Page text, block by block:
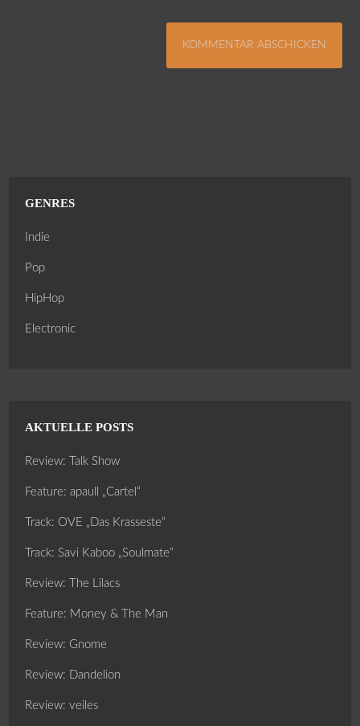
GENRES
Indie
Pop
HipHop
Electronic
AKTUELLE POSTS
Review: Talk Show
Feature: apaull „Cartel“
Track: OVE „Das Krasseste“
Track: Savi Kaboo „Soulmate“
Review: The Lilacs
Feature: Money & The Man
Review: Gnome
Review: Dandelion
Review: veiles